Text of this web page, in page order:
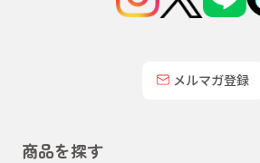
メルマガ登録
商品を探す